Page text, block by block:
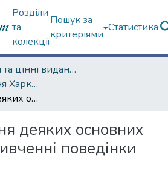
Розділи
та
колекції
Пошук за
критеріями
Статистика
9. Рідкісні та цінні видання
4. Рідкісні видання Харкова ХХ ст.
Про уточнення деяких основних понять при вивченні поведінки дитини
деяких основних
поведінки